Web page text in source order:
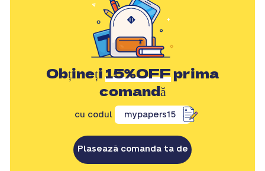
Obțineți15%OFFprima
comandă
cu codul mypapers15
Plasează comanda ta de